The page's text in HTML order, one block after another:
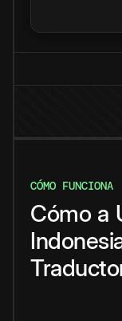
CÓMO FUNCIONA
Cómo a